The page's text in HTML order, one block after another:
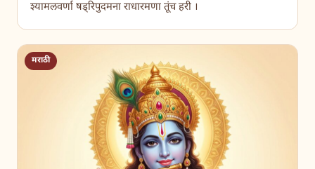
श्यामलवर्णा षड्रिपुदमना राधारमणा तूंच हरी ।
मराठी